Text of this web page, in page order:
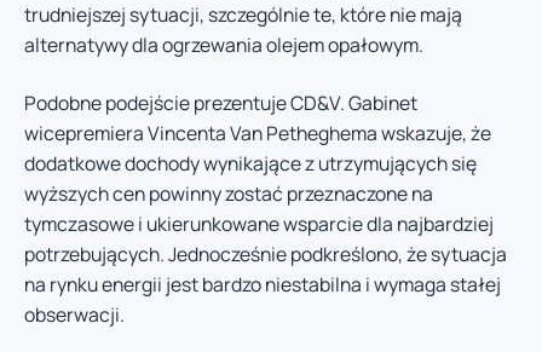
trudniejszej sytuacji, szczególnie te, które nie mają
alternatywy dla ogrzewania olejem opałowym.
Podobne podejście prezentuje CD&V. Gabinet
wicepremiera Vincenta Van Petheghema wskazuje, że
dodatkowe dochody wynikające z utrzymujących się
wyższych cen powinny zostać przeznaczone na
tymczasowe i ukierunkowane wsparcie dla najbardziej
potrzebujących. Jednocześnie podkreślono, że sytuacja
na rynku energii jest bardzo niestabilna i wymaga stałej
obserwacji.